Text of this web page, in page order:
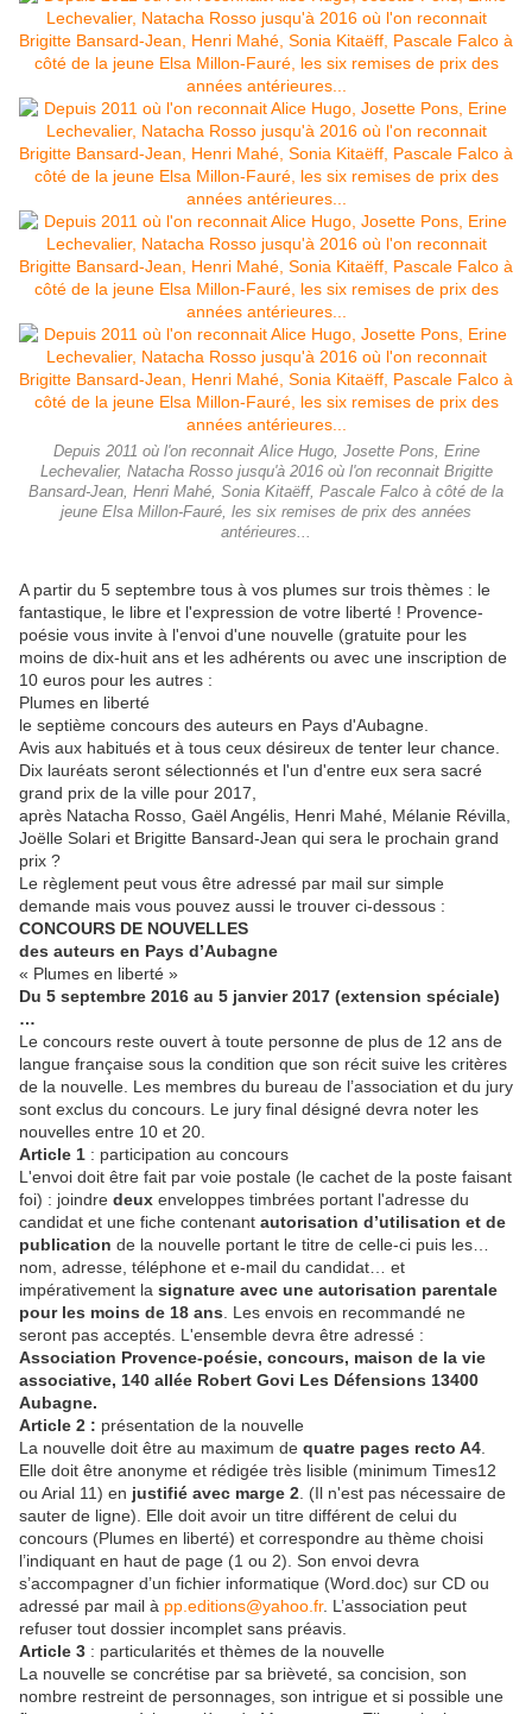
Depuis 2011 où l'on reconnait Alice Hugo, Josette Pons, Erine
Lechevalier, Natacha Rosso jusqu'à 2016 où l'on reconnait Brigitte
Bansard-Jean, Henri Mahé, Sonia Kitaëff, Pascale Falco à côté de la
jeune Elsa Millon-Fauré, les six remises de prix des années
antérieures...
A partir du 5 septembre tous à vos plumes sur trois thèmes : le
fantastique, le libre et l'expression de votre liberté ! Provence-
poésie vous invite à l'envoi d'une nouvelle (gratuite pour les
moins de dix-huit ans et les adhérents ou avec une inscription de
10 euros pour les autres :
Plumes en liberté
le septième concours des auteurs en Pays d'Aubagne.
Avis aux habitués et à tous ceux désireux de tenter leur chance.
Dix lauréats seront sélectionnés et l'un d'entre eux sera sacré
grand prix de la ville pour 2017,
après Natacha Rosso, Gaël Angélis, Henri Mahé, Mélanie Révilla,
Joëlle Solari et Brigitte Bansard-Jean qui sera le prochain grand
prix ?
Le règlement peut vous être adressé par mail sur simple
demande mais vous pouvez aussi le trouver ci-dessous :
CONCOURS DE NOUVELLES
des auteurs en Pays d’Aubagne
« Plumes en liberté »
Du 5 septembre 2016 au 5 janvier 2017 (extension spéciale)
…
Le concours reste ouvert à toute personne de plus de 12 ans de
langue française sous la condition que son récit suive les critères
de la nouvelle. Les membres du bureau de l’association et du jury
sont exclus du concours. Le jury final désigné devra noter les
nouvelles entre 10 et 20.
Article 1 : participation au concours
L'envoi doit être fait par voie postale (le cachet de la poste faisant
foi) : joindre deux enveloppes timbrées portant l'adresse du
candidat et une fiche contenant autorisation d’utilisation et de
publication de la nouvelle portant le titre de celle-ci puis les…
nom, adresse, téléphone et e-mail du candidat… et
impérativement la signature avec une autorisation parentale
pour les moins de 18 ans . Les envois en recommandé ne
seront pas acceptés. L'ensemble devra être adressé :
Association Provence-poésie, concours, maison de la vie
associative, 140 allée Robert Govi Les Défensions 13400
Aubagne.
Article 2 : présentation de la nouvelle
La nouvelle doit être au maximum de quatre pages recto A4
Elle doit être anonyme et rédigée très lisible (minimum Times12
ou Arial 11) en justifié avec marge 2 . (Il n'est pas nécessaire de
sauter de ligne). Elle doit avoir un titre différent de celui du
concours (Plumes en liberté) et correspondre au thème choisi
l’indiquant en haut de page (1 ou 2). Son envoi devra
s’accompagner d’un fichier informatique (Word.doc) sur CD ou
adressé par mail à pp.editions@yahoo.fr. L’association peut
refuser tout dossier incomplet sans préavis.
Article 3 : particularités et thèmes de la nouvelle
La nouvelle se concrétise par sa brièveté, sa concision, son
nombre restreint de personnages, son intrigue et si possible une